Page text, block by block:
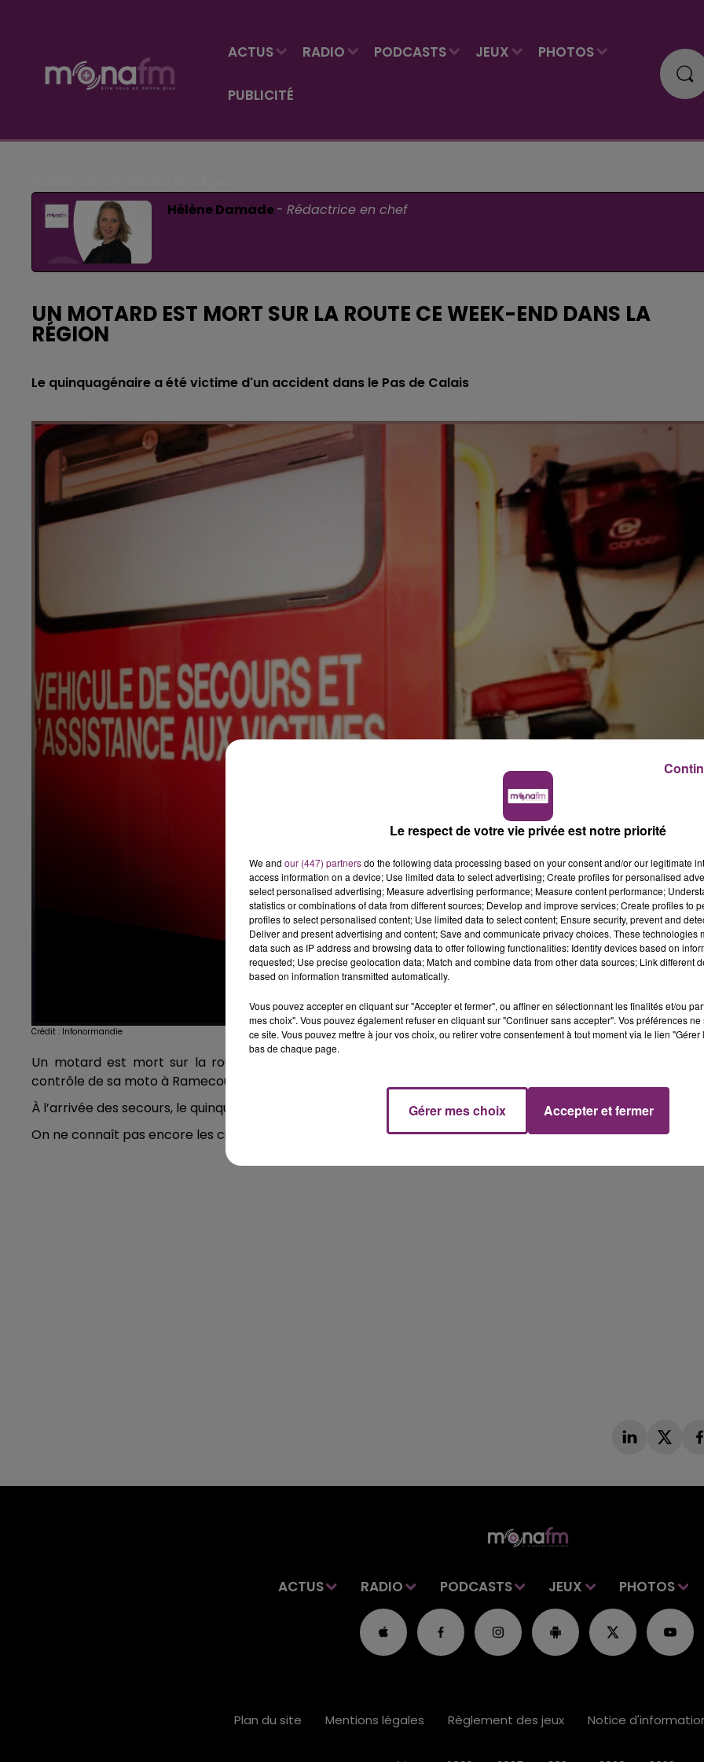
ACTUS RADIO PODCASTS JEUX PHOTOS
PUBLICITÉ
Hélène Damade-Rédactrice en chef
UN MOTARD EST MORT SUR LA ROUTE CE WEEK-END DANS LA
RÉGION
Le quinquagénaire a été victime d'un accident dans le Pas de Calais
Crédit : Infonormandie
Un motard est mort sur la route ce week-end dans le Pas-de-Calais. Le pilote du deux roues a
contrôle de sa moto à Ramecourt avant de chuter.
À l’arrivée des secours, le quinquagénaire était en arrêt cardio respiratoire. Les secours n’ont rien pu faire.
On ne connaît pas encore les circonstances de cet accident.
ACTUS RADIO PODCASTS JEUX PHOTOS
Plan du site Mentions légales Règlement des jeux Notice
Le respect de votre vie privée est notre priorité
We and our (447) partnersdo the following data processing based on your consent and/or our legitimate
access information on a device; Use limited data to select advertising; Create profiles for personalised
select personalised advertising; Measure advertising performance; Measure content performance;
statistics or combinations of data from different sources; Develop and improve services; Create profiles to
profiles to select personalised content; Use limited data to select content; Ensure security, prevent and
Deliver and present advertising and content; Save and communicate privacy choices. These technologies
data such as IP address and browsing data to offer following functionalities: Identify devices based on
requested; Use precise geolocation data; Match and combine data from other data sources; Link different
based on information transmitted automatically.
Vous pouvez accepter en cliquant sur "Accepter et fermer", ou affiner en sélectionnant les finalités et/ou
mes choix". Vous pouvez également refuser en cliquant sur "Continuer sans accepter". Vos préférences
ce site. Vous pouvez mettre à jour vos choix, ou retirer votre consentement à tout moment via le lien
bas de chaque page.
Gérer mes choix Accepter et fermer